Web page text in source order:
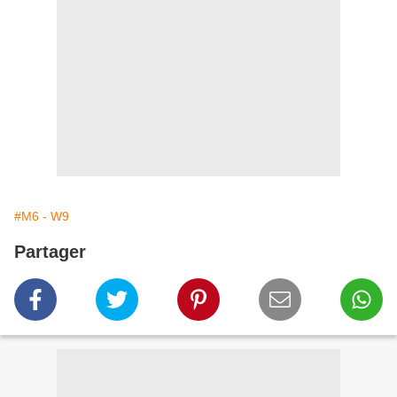
#M6 - W9
Partager